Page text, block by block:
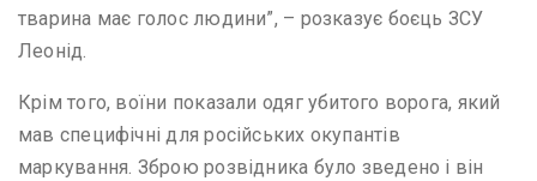
тварина має голос людини”, – розказує боєць ЗСУ
Леонід.
Крім того, воїни показали одяг убитого ворога, який
мав специфічні для російських окупантів
маркування. Зброю розвідника було зведено і він